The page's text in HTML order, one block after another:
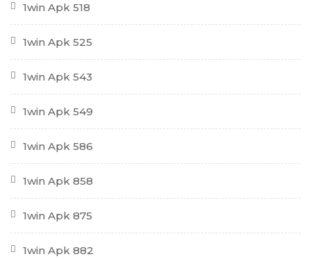
1win Apk 518
1win Apk 525
1win Apk 543
1win Apk 549
1win Apk 586
1win Apk 858
1win Apk 875
1win Apk 882